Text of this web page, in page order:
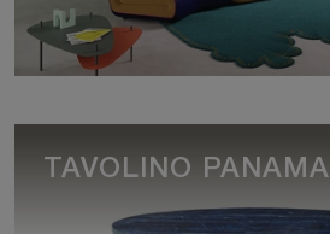
TAVOLINO PANAMA